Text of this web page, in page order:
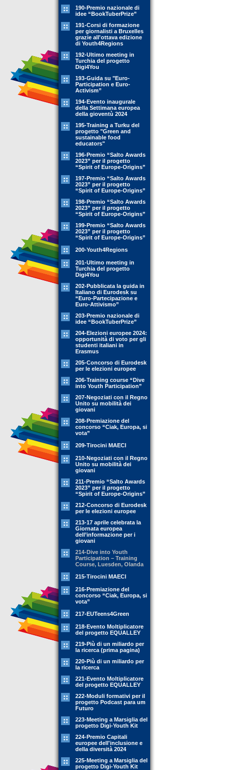
190-Premio nazionale di
idee “BookTuberPrize”
191-Corsi di formazione
per giornalisti a Bruxelles
grazie all'ottava edizione
di Youth4Regions
192-Ultimo meeting in
Turchia del progetto
Digi4You
193-Guida su "Euro-
Participation e Euro-
Activism”
194-Evento inaugurale
della Settimana europea
della gioventù 2024
195-Training a Turku del
progetto "Green and
sustainable food
educators"
196-Premio “Salto Awards
2023” per il progetto
“Spirit of Europe-Origins”
197-Premio “Salto Awards
2023” per il progetto
“Spirit of Europe-Origins”
198-Premio “Salto Awards
2023” per il progetto
“Spirit of Europe-Origins”
199-Premio “Salto Awards
2023” per il progetto
“Spirit of Europe-Origins”
200-Youth4Regions
201-Ultimo meeting in
Turchia del progetto
Digi4You
202-Pubblicata la guida in
Italiano di Eurodesk su
“Euro-Partecipazione e
Euro-Attivismo”
203-Premio nazionale di
idee “BookTuberPrize”
204-Elezioni europee 2024:
opportunità di voto per gli
studenti italiani in
Erasmus
205-Concorso di Eurodesk
per le elezioni europee
206-Training course “Dive
into Youth Participation”
207-Negoziati con il Regno
Unito su mobilità dei
giovani
208-Premiazione del
concorso “Ciak, Europa, si
vota”
209-Tirocini MAECI
210-Negoziati con il Regno
Unito su mobilità dei
giovani
211-Premio “Salto Awards
2023” per il progetto
“Spirit of Europe-Origins”
212-Concorso di Eurodesk
per le elezioni europee
213-17 aprile celebrata la
Giornata europea
dell’informazione per i
giovani
214-Dive into Youth
Participation – Training
Course, Luesden, Olanda
215-Tirocini MAECI
216-Premiazione del
concorso “Ciak, Europa, si
vota”
217-EUTeens4Green
218-Evento Moltiplicatore
del progetto EQUALLEY
219-Più di un miliardo per
la ricerca (prima pagina)
220-Più di un miliardo per
la ricerca
221-Evento Moltiplicatore
del progetto EQUALLEY
222-Moduli formativi per il
progetto Podcast para um
Futuro
223-Meeting a Marsiglia del
progetto Digi-Youth Kit
224-Premio Capitali
europee dell'inclusione e
della diversità 2024
225-Meeting a Marsiglia del
progetto Digi-Youth Kit